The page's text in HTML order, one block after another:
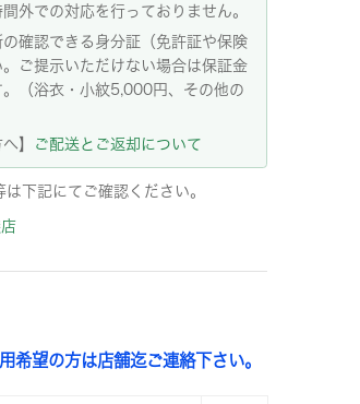
外での対応を行っておりません。
確認できる身分証（免許証や保険
ご提示いただけない場合は保証金
（浴衣・小紋5,000円、その他の
】
ご配送とご返却について
下記にてご確認ください。
希望の方は店舗迄ご連絡下さい。